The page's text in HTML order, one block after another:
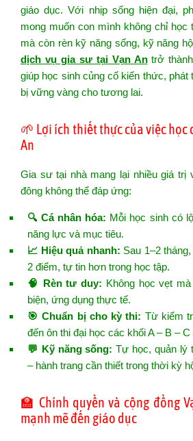
giáo dục. Với nhịp sống hiện đại,
mong muốn con mình không chỉ
mà còn rèn kỹ năng sống, kỹ năng
dịch vụ gia sư tại Vạn Antrở thành
giúp học sinh củng cố kiến thức, phát
bị vững vàng cho tương lai.
🌱 Lợi ích thiết thực của việc học
An
Gia sư tại nhà mang lại nhiều giá trị
đông không thể đáp ứng:
🔍 Cá nhân hóa: Mỗi học sinh có
năng lực và mục tiêu.
📈 Hiệu quả nhanh: Sau 1–2
2 điểm, tự tin hơn trong học tập.
🧠 Rèn tư duy: Không học vẹt
biện, ứng dụng thực tế.
🎯 Chuẩn bị cho kỳ thi: Từ kiểm
đến ôn thi đại học các khối A – B – C
💬 Kỹ năng sống: Tự học, quản lý
– hành trang cần thiết trong thời kỳ
🏫 Chính quyền và cộng đồng
mạnh mẽ đến giáo dục